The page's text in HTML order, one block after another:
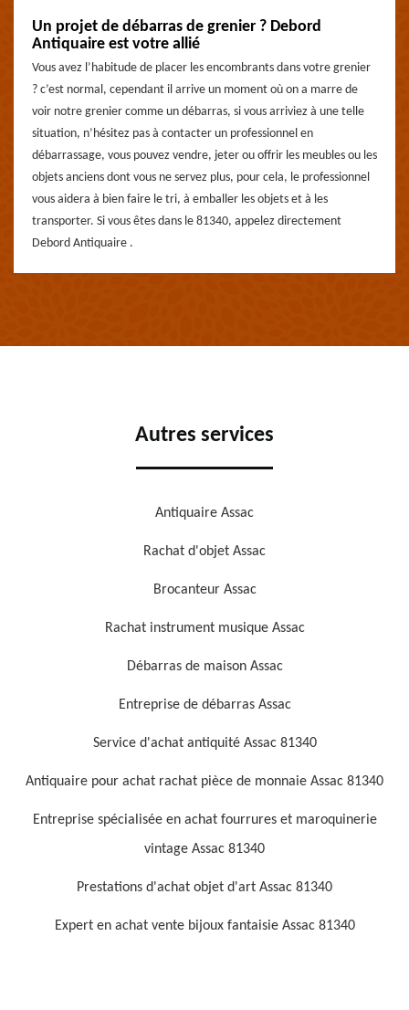
Un projet de débarras de grenier ? Debord
Antiquaire est votre allié
Vous avez l’habitude de placer les encombrants dans votre grenier
? c’est normal, cependant il arrive un moment où on a marre de
voir notre grenier comme un débarras, si vous arriviez à une telle
situation, n’hésitez pas à contacter un professionnel en
débarrassage, vous pouvez vendre, jeter ou offrir les meubles ou les
objets anciens dont vous ne servez plus, pour cela, le professionnel
vous aidera à bien faire le tri, à emballer les objets et à les
transporter. Si vous êtes dans le 81340, appelez directement
Debord Antiquaire .
Autres services
Antiquaire Assac
Rachat d'objet Assac
Brocanteur Assac
Rachat instrument musique Assac
Débarras de maison Assac
Entreprise de débarras Assac
Service d'achat antiquité Assac 81340
Antiquaire pour achat rachat pièce de monnaie Assac 81340
Entreprise spécialisée en achat fourrures et maroquinerie
vintage Assac 81340
Prestations d'achat objet d'art Assac 81340
Expert en achat vente bijoux fantaisie Assac 81340